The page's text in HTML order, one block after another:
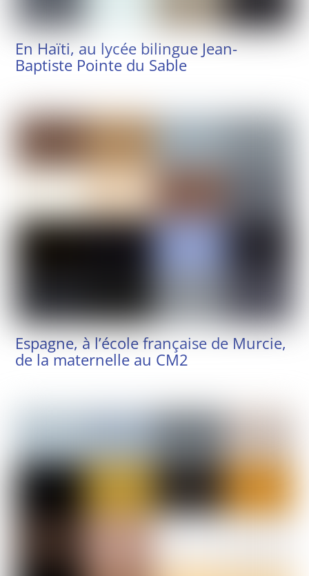
En Haïti, au lycée bilingue Jean-
Baptiste Pointe du Sable
Espagne, à l’école française de Murcie,
de la maternelle au CM2